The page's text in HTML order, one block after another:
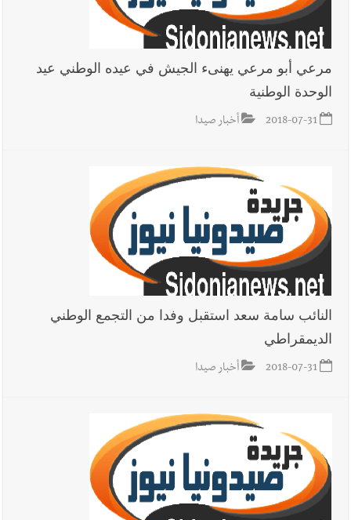
مرعي أبو مرعي يهنىء الجيش في عيده الوطني عيد
الوحدة الوطنية
2018-07-31 أخبار صيدا
النائب سامة سعد استقبل وفدا من التجمع الوطني
الديمقراطي
2018-07-31 أخبار صيدا